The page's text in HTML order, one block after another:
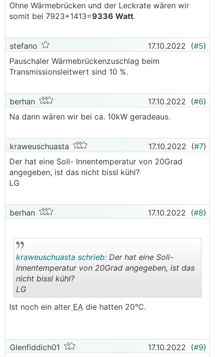
Ohne Wärmebrücken und der Leckrate wären wir
somit bei 7923+1413=9336 Watt.
stefano 17.10.2022 (#5)
Pauschaler Wärmebrückenzuschlag beim
Transmissionsleitwert sind 10 %.
berhan 17.10.2022 (#6)
Na dann wären wir bei ca. 10kW geradeaus.
kraweuschuasta 17.10.2022 (#7)
Der hat eine Soll- Innentemperatur von 20Grad
angegeben, ist das nicht bissl kühl?
LG
berhan 17.10.2022 (#8)
..
kraweuschuasta schrieb: Der hat eine Soll-
Innentemperatur von 20Grad angegeben, ist das
nicht bissl kühl?
LG
Ist noch ein alter EA die hatten 20°C.
Glenfiddich01 17.10.2022 (#9)